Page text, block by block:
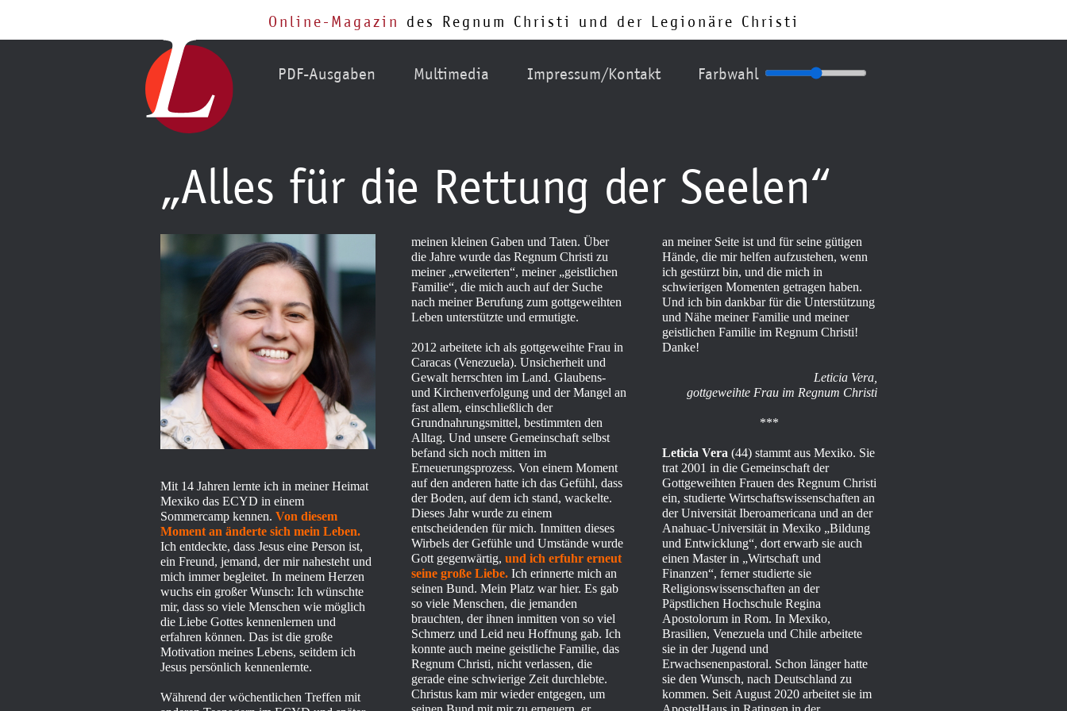
Online-Magazin des Regnum Christi und der Legionäre Christi
PDF-Ausgaben Multimedia Impressum/Kontakt Farbwahl
„Alles für die Rettung der Seelen“
Mit 14 Jahren lernte ich in meiner Heimat
Mexiko das ECYD in einem
Sommercamp kennen. Von diesem
Moment an änderte sich mein Leben.
Ich entdeckte, dass Jesus eine Person ist,
ein Freund, jemand, der mir nahesteht und
mich immer begleitet. In meinem Herzen
wuchs ein großer Wunsch: Ich wünschte
mir, dass so viele Menschen wie möglich
die Liebe Gottes kennenlernen und
erfahren können. Das ist die große
Motivation meines Lebens, seitdem ich
Jesus persönlich kennenlernte.
Während der wöchentlichen Treffen mit
meinen kleinen Gaben und Taten. Über
die Jahre wurde das Regnum Christi zu
meiner „erweiterten“, meiner „geistlichen
Familie“, die mich auch auf der Suche
nach meiner Berufung zum gottgeweihten
Leben unterstützte und ermutigte.
2012 arbeitete ich als gottgeweihte Frau in
Caracas (Venezuela). Unsicherheit und
Gewalt herrschten im Land. Glaubens-
und Kirchenverfolgung und der Mangel an
fast allem, einschließlich der
Grundnahrungsmittel, bestimmten den
Alltag. Und unsere Gemeinschaft selbst
befand sich noch mitten im
Erneuerungsprozess. Von einem Moment
auf den anderen hatte ich das Gefühl, dass
der Boden, auf dem ich stand, wackelte.
Dieses Jahr wurde zu einem
entscheidenden für mich. Inmitten dieses
Wirbels der Gefühle und Umstände wurde
Gott gegenwärtig, und ich erfuhr erneut
seine große Liebe. Ich erinnerte mich an
seinen Bund. Mein Platz war hier. Es gab
so viele Menschen, die jemanden
brauchten, der ihnen inmitten von so viel
Schmerz und Leid neu Hoffnung gab. Ich
konnte auch meine geistliche Familie, das
Regnum Christi, nicht verlassen, die
gerade eine schwierige Zeit durchlebte.
Christus kam mir wieder entgegen, um
an meiner Seite ist und für seine gütigen
Hände, die mir helfen aufzustehen, wenn
ich gestürzt bin, und die mich in
schwierigen Momenten getragen haben.
Und ich bin dankbar für die Unterstützung
und Nähe meiner Familie und meiner
geistlichen Familie im Regnum Christi!
Danke!
Leticia Vera,
gottgeweihte Frau im Regnum Christi
***
Leticia Vera (44) stammt aus Mexiko. Sie
trat 2001 in die Gemeinschaft der
Gottgeweihten Frauen des Regnum Christi
ein, studierte Wirtschaftswissenschaften an
der Universität Iberoamericana und an der
Anahuac-Universität in Mexiko „Bildung
und Entwicklung“, dort erwarb sie auch
einen Master in „Wirtschaft und
Finanzen“, ferner studierte sie
Religionswissenschaften an der
Päpstlichen Hochschule Regina
Apostolorum in Rom. In Mexiko,
Brasilien, Venezuela und Chile arbeitete
sie in der Jugend und
Erwachsenenpastoral. Schon länger hatte
sie den Wunsch, nach Deutschland zu
kommen. Seit August 2020 arbeitet sie im